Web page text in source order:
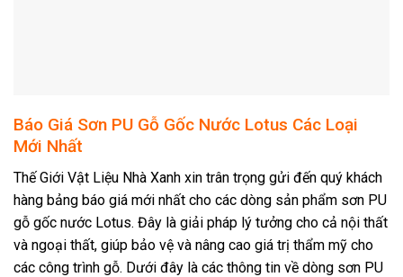
Báo Giá Sơn PU Gỗ Gốc Nước Lotus Các Loại
Mới Nhất
Thế Giới Vật Liệu Nhà Xanh xin trân trọng gửi đến quý khách
hàng bảng báo giá mới nhất cho các dòng sản phẩm sơn PU
gỗ gốc nước Lotus. Đây là giải pháp lý tưởng cho cả nội thất
và ngoại thất, giúp bảo vệ và nâng cao giá trị thẩm mỹ cho
các công trình gỗ. Dưới đây là các thông tin về dòng sơn PU